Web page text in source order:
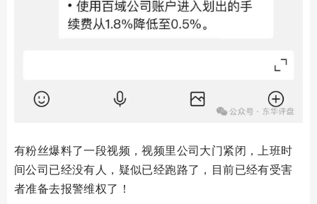
有粉丝爆料了一段视频，视频里公司大门紧闭，上班时
间公司已经没有人，疑似已经跑路了，目前已经有受害
者准备去报警维权了！